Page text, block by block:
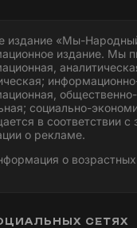
издание «Мы-
издание. Мы
социально-
в соответствии с
о рекламе.
о возрастных
СЕТЯХ